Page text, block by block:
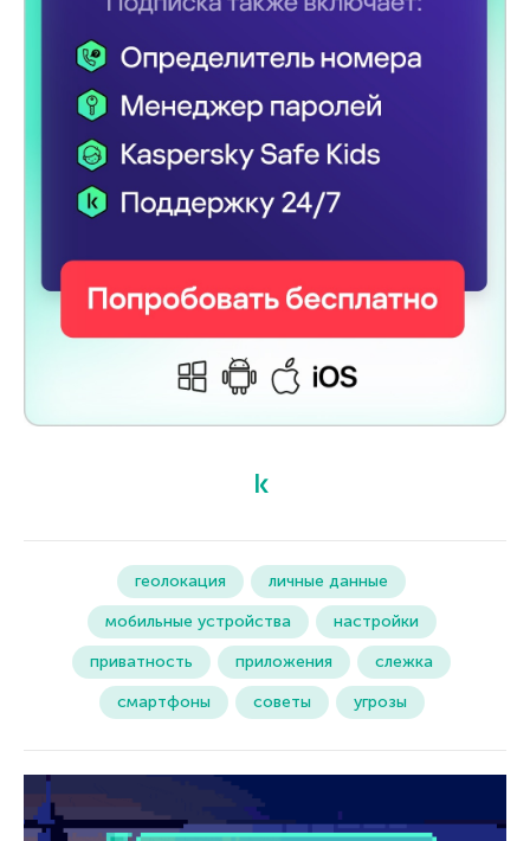
геолокация
личные данные
мобильные устройства
настройки
приватность
приложения
слежка
смартфоны
советы угрозы